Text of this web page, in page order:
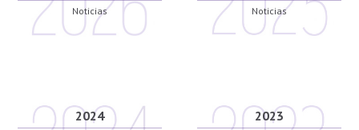
Noticias Noticias
2024 2023